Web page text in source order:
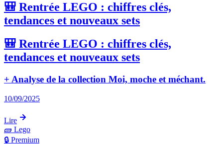
🎒 Rentrée LEGO : chiffres clés,
tendances et nouveaux sets
🎒 Rentrée LEGO : chiffres clés,
tendances et nouveaux sets
+ Analyse de la collection Moi, moche et méchant.
10/09/2025
Lire
🧱 Lego
🔒 Premium